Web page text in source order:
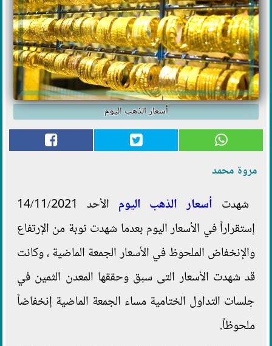
أسعار الذهب اليوم
مروة محمد
شهدت أسعار الذهب اليوم
الأحد 14/11/2021
إستقراراً في الأسعار اليوم بعدما شهدت نوبة من الإرتفاع
والإنخفاض الملحوظ في الأسعار الجمعة الماضية ، وكانت
قد شهدت الأسعار التى سبق وحققها المعدن الثمين في
جلسات التداول الختامية مساء الجمعة الماضية إنخفاضاً
ملحوظاً.